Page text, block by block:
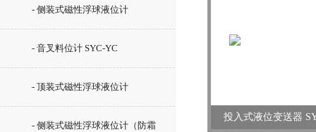
- 侧装式磁性浮球液位计
- 音叉料位计 SYC-YC
- 顶装式磁性浮球液位计
- 侧装式磁性浮球液位计（防霜
投入式液位变送器